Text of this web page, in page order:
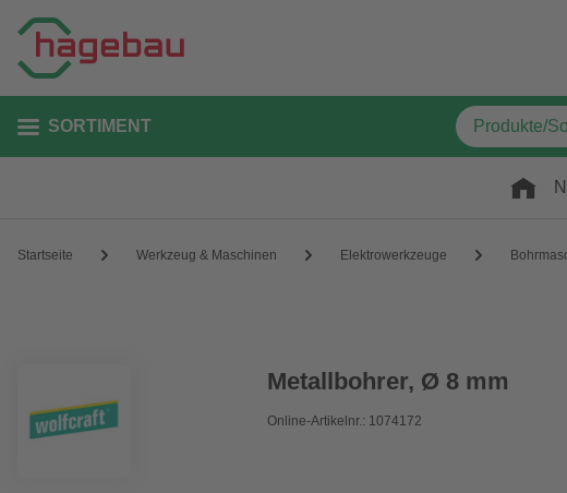
SORTIMENT
Startseite Werkzeug & Maschinen Elektrowerkzeuge
Metallbohrer, Ø 8 mm
Online-Artikelnr.: 1074172